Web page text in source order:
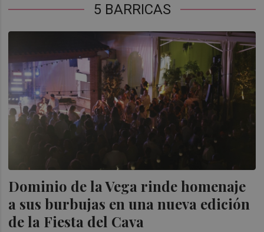
5 BARRICAS
Dominio de la Vega rinde homenaje
a sus burbujas en una nueva edición
de la Fiesta del Cava